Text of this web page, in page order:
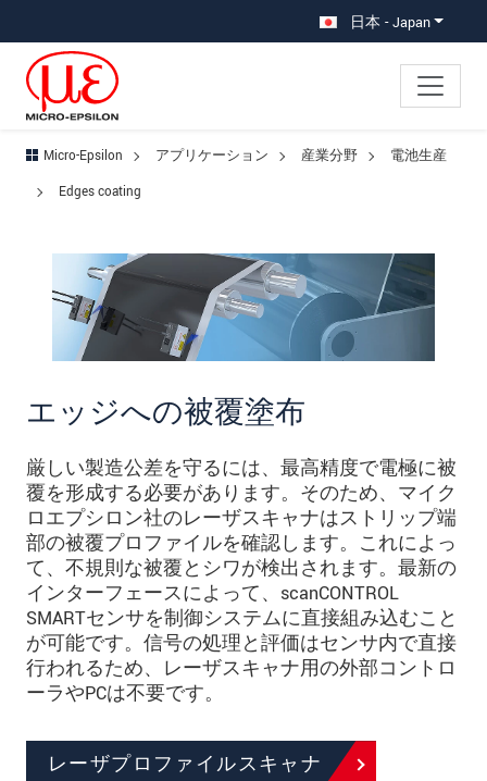
日本 - Japan
Micro-Epsilon アプリケーション 産業分野
電池生産
Edges coating
エッジへの被覆塗布
厳しい製造公差を守るには、最高精度で電極に被
覆を形成する必要があります。そのため、マイク
ロエプシロン社のレーザスキャナはストリップ端
部の被覆プロファイルを確認します。これによっ
て、不規則な被覆とシワが検出されます。最新の
インターフェースによって、scanCONTROL
SMARTセンサを制御システムに直接組み込むこと
が可能です。信号の処理と評価はセンサ内で直接
行われるため、レーザスキャナ用の外部コントロ
ーラやPCは不要です。
レーザプロファイルスキャナ